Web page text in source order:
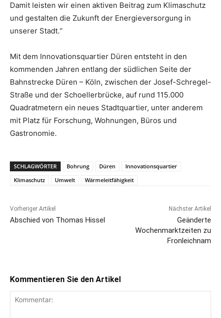
Damit leisten wir einen aktiven Beitrag zum Klimaschutz
und gestalten die Zukunft der Energieversorgung in
unserer Stadt.“
Mit dem Innovationsquartier Düren entsteht in den
kommenden Jahren entlang der südlichen Seite der
Bahnstrecke Düren – Köln, zwischen der Josef-Schregel-
Straße und der Schoellerbrücke, auf rund 115.000
Quadratmetern ein neues Stadtquartier, unter anderem
mit Platz für Forschung, Wohnungen, Büros und
Gastronomie.
SCHLAGWÖRTER Bohrung Düren
Innovationsquartier
Klimaschutz
Umwelt Wärmeleitfähigkeit
Vorheriger Artikel
Abschied von Thomas Hissel
Nächster Artikel
Geänderte
Wochenmarktzeiten zu
Fronleichnam
Kommentieren Sie den Artikel